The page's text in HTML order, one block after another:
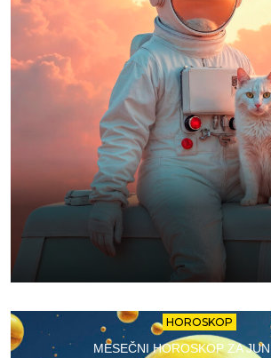
HOROSKOP
MESEČNI HOROSKOP ZA